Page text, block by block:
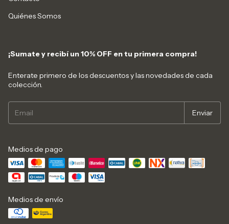
Quiénes Somos
¡Sumate y recibí un 10% OFF en tu primera compra!
Enterate primero de los descuentos y las novedades de cada
colección.
Medios de pago
Medios de envío